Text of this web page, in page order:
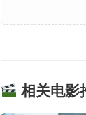
相关电影